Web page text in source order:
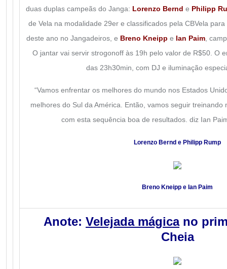
duas duplas campeãs do Janga: Lorenzo Bernd e Philipp
de Vela na modalidade 29er e classificados pela CBVela
deste ano no Jangadeiros, e Breno Kneipp e Ian Paim ,
O jantar vai servir strogonoff às 19h pelo valor de R$50. O
das 23h30min, com DJ e iluminação
“Vamos enfrentar os melhores do mundo nos Estados
melhores do Sul da América. Então, vamos seguir
com esta sequência boa de resultados. diz Ian
Lorenzo Bernd e Philipp Rump
Breno Kneipp e Ian Paim
Anote: Velejada mágicano
Cheia